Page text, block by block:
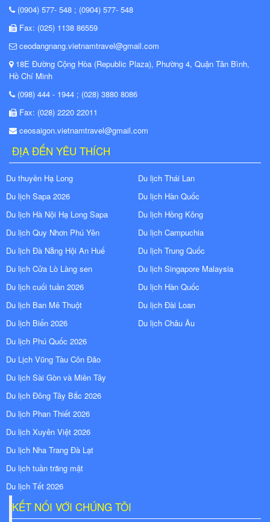
(0904) 577- 548 ; (0904) 577- 548
Fax: (025) 1138 86559
ceodangnang.vietnamtravel@gmail.com
18E Đường Cộng Hòa (Republic Plaza), Phường 4, Quận Tân Bình,
Hồ Chí Minh
(098) 444 - 1944 ; (028) 3880 8086
Fax: (028) 2220 22011
ceosaigon.vietnamtravel@gmail.com
ĐỊA ĐẾN YÊU THÍCH
Du thuyền Hạ Long
Du lịch Sapa 2026
Du lịch Hà Nội Hạ Long Sapa
Du lịch Quy Nhơn Phú Yên
Du lịch Đà Nẵng Hội An Huế
Du lịch Cửa Lò Làng sen
Du lịch cuối tuần 2026
Du lịch Ban Mê Thuột
Du lịch Biển 2026
Du lịch Phú Quốc 2026
Du Lịch Vũng Tàu Côn Đảo
Du lịch Sài Gòn và Miền Tây
Du lịch Đông Tây Bắc 2026
Du lịch Phan Thiết 2026
Du lịch Xuyên Việt 2026
Du lịch Nha Trang Đà Lạt
Du lịch tuần trăng mật
Du lịch Tết 2026
Du lịch Thái Lan
Du lịch Hàn Quốc
Du lịch Hồng Kông
Du lịch Campuchia
Du lịch Trung Quốc
Du lịch Singapore Malaysia
Du lịch Hàn Quốc
Du lịch Đài Loan
Du lịch Châu Âu
KẾT NỐI VỚI CHÚNG TÔI